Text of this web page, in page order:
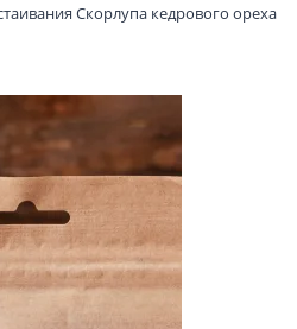
Скорлупа кедрового ореха